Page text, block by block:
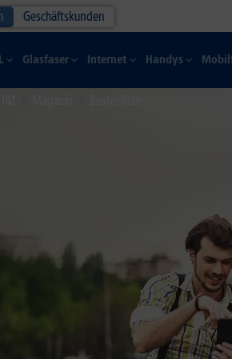
Geschäftskunden
Glasfaser Internet Handys